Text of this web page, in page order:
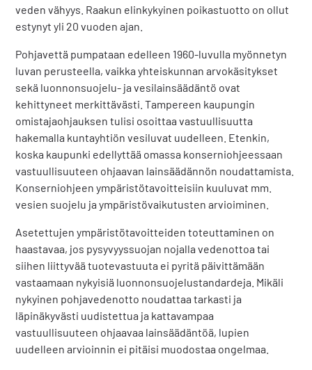
veden vähyys. Raakun elinkykyinen poikastuotto on ollut
estynyt yli 20 vuoden ajan.
Pohjavettä pumpataan edelleen 1960-luvulla myönnetyn
luvan perusteella, vaikka yhteiskunnan arvokäsitykset
sekä luonnonsuojelu- ja vesilainsäädäntö ovat
kehittyneet merkittävästi. Tampereen kaupungin
omistajaohjauksen tulisi osoittaa vastuullisuutta
hakemalla kuntayhtiön vesiluvat uudelleen. Etenkin,
koska kaupunki edellyttää omassa konserniohjeessaan
vastuullisuuteen ohjaavan lainsäädännön noudattamista.
Konserniohjeen ympäristötavoitteisiin kuuluvat mm.
vesien suojelu ja ympäristövaikutusten arvioiminen.
Asetettujen ympäristötavoitteiden toteuttaminen on
haastavaa, jos pysyvyyssuojan nojalla vedenottoa tai
siihen liittyvää tuotevastuuta ei pyritä päivittämään
vastaamaan nykyisiä luonnonsuojelustandardeja. Mikäli
nykyinen pohjavedenotto noudattaa tarkasti ja
läpinäkyvästi uudistettua ja kattavampaa
vastuullisuuteen ohjaavaa lainsäädäntöä, lupien
uudelleen arvioinnin ei pitäisi muodostaa ongelmaa.